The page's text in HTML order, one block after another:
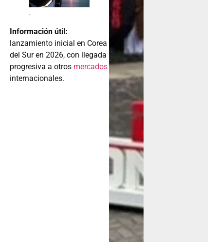
.
Información útil:
lanzamiento inicial en Corea
del Sur en 2026, con llegada
progresiva a otros mercados
internacionales.